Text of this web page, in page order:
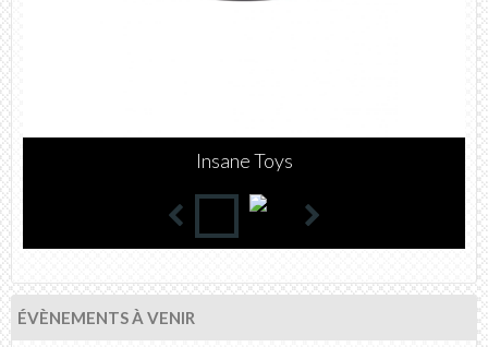
WATTS
ÉVÈNEMENTS À VENIR